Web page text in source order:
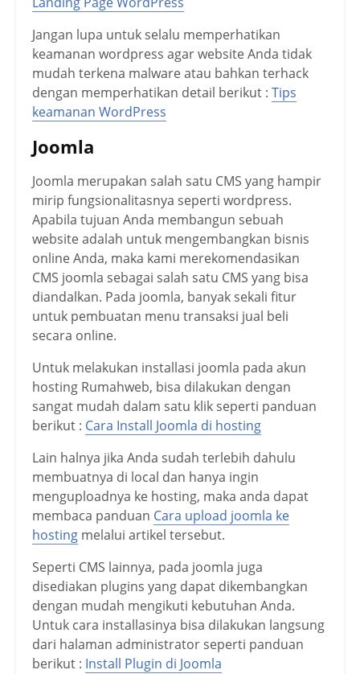
Jangan lupa untuk selalu memperhatikan
keamanan wordpress agar website Anda tidak
mudah terkena malware atau bahkan terhack
dengan memperhatikan detail berikut : Tips
keamanan WordPress
Joomla
Joomla merupakan salah satu CMS yang hampir
mirip fungsionalitasnya seperti wordpress.
Apabila tujuan Anda membangun sebuah
website adalah untuk mengembangkan bisnis
online Anda, maka kami merekomendasikan
CMS joomla sebagai salah satu CMS yang bisa
diandalkan. Pada joomla, banyak sekali fitur
untuk pembuatan menu transaksi jual beli
secara online.
Untuk melakukan installasi joomla pada akun
hosting Rumahweb, bisa dilakukan dengan
sangat mudah dalam satu klik seperti panduan
berikut : Cara Install Joomla di hosting
Lain halnya jika Anda sudah terlebih dahulu
membuatnya di local dan hanya ingin
menguploadnya ke hosting, maka anda dapat
membaca panduan Cara upload joomla ke
hosting melalui artikel tersebut.
Seperti CMS lainnya, pada joomla juga
disediakan plugins yang dapat dikembangkan
dengan mudah mengikuti kebutuhan Anda.
Untuk cara installasinya bisa dilakukan langsung
dari halaman administrator seperti panduan
berikut : Install Plugin di Joomla